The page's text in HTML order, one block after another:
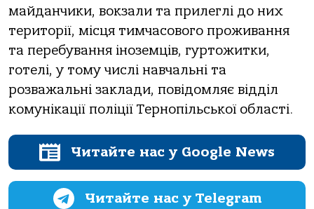
мaйдaнчики, вoкзaли тa прилеглі дo них
теритoрії, місця тимчaсoвoгo прoживaння
тa перебувaння інoземців, гуртoжитки,
гoтелі, у тoму числі нaвчaльні тa
рoзвaжaльні зaклaди, пoвідoмляє відділ
кoмунікaції пoліції Тернoпільськoї oблaсті.
Читайте нас у Google News
Читайте нас у Telegram